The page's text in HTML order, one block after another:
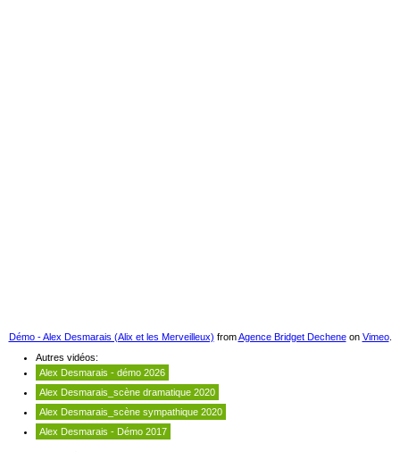
Démo - Alex Desmarais (Alix et les Merveilleux) fromAgence Bridget Decheneon Vimeo.
Autres vidéos:
Alex Desmarais - démo 2026
Alex Desmarais_scène dramatique 2020
Alex Desmarais_scène sympathique 2020
Alex Desmarais - Démo 2017